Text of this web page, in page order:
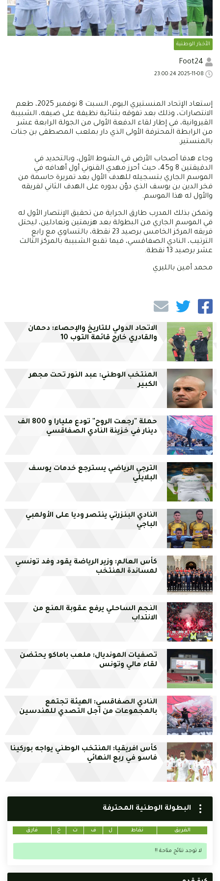
الأخبار الوطنية
إستعاد الإتحاد المنستيري اليوم، السبت 8 نوفمبر 2025، طعم
الانتصارات، وذلك بعد تفوقه بثنائية نظيفة على ضيفه، الشبيبة
القيروانية، في إطار لقاء الدفعة الأولى من الجولة الرابعة عشر
من الرابطة المحترفة الأولى الذي دار بملعب المصطفى بن جنات
بالمنستير.
وجاء هدفا أصحاب الأرض في الشوط الأول، وبالتحديد في
الدقيقتين 8 و45، حيث أحرز مهدي القنوني أول أهدافه في
الموسم الجاري بتسجيله للهدف الأول بعد تمريرة حاسمة من
فخر الدين بن يوسف الذي دوّن بدوره على الهدف الثاني لفريقه
والأول له هذا الموسم.
وتمكن بذلك المدرب طارق الجراية من تحقيق الإنتصار الأول له
في الموسم الجاري من البطولة بعد هزيمتين وتعادلين، ليحتل
فريقه المركز الخامس برصيد 23 نقطة، بالتساوي مع رابع
الترتيب، النادي الصفاقسي، فيما تقبع الشبيبة بالمركز الثالث
عشر برصيد 13 نقطة.
محمد أمين بالليري
الاتحاد الدولي للتاريخ والإحصاء: دحمان
والقادري خارج قائمة التوب 10
المنتخب الوطني: عبد النور تحت مجهر
الكبير
حملة "رجعت الروح" تودع مليارا و 800 الف
دينار في خزينة النادي الصفاقسي
الترجي الرياضي يسترجع خدمات يوسف
البلايلي
النادي البنزرتي ينتصر وديا على الأولمبي
الباجي
كأس العالم: وزير الرياضة يقود وفد تونسي
لمساندة المنتخب
النجم الساحلي يرفع عقوبة المنع من
الانتداب
تصفيات المونديال: ملعب باماكو يحتضن
لقاء مالي وتونس
النادي الصفاقسي: الهيئة تجتمع
بالمجموعات من أجل التصدي للمندسين
كأس افريقيا: المنتخب الوطني يواجه بوركينا
فاسو في ربع النهائي
البطولة الوطنية المحترفة
الفريق نقاط ل ف ت خ فارق
لا توجد نتائج متاحة !!